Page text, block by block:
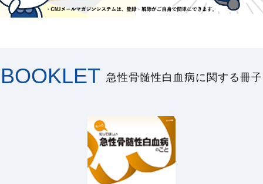
BOOKLET 急性骨髄性白血病に関する冊子